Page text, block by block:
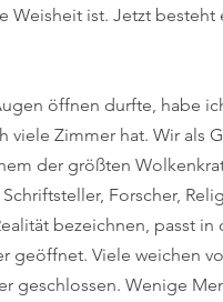
Weisheit ist. Jetzt
öffnen durfte, habe
viele Zimmer hat. Wir als
der größten
Forscher,
bezeichnen, passt
geöffnet. Viele weichen
geschlossen. Wenige